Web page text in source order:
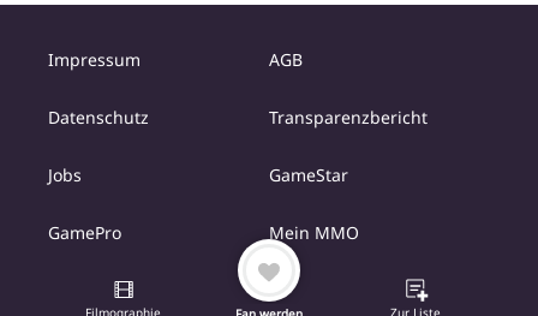
Filmographie Zur Liste
Impressum AGB
Datenschutz Transparenzbericht
Jobs GameStar
GamePro Mein MMO